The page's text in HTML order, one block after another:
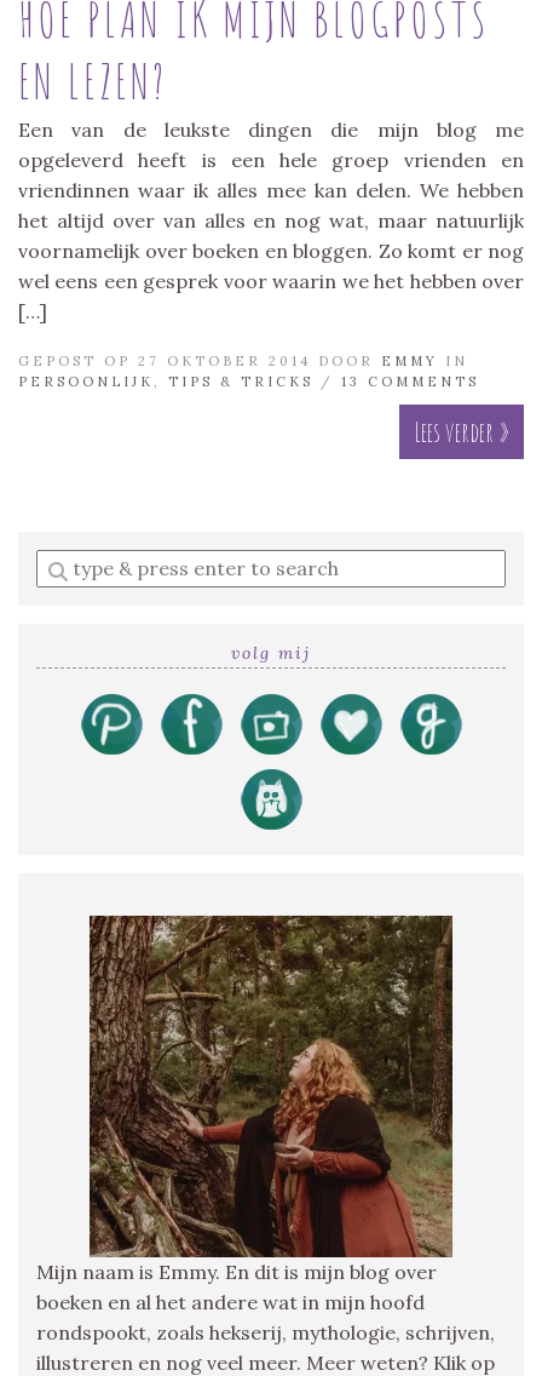
HOE PLAN IK MIJN BLOGPOSTS
EN LEZEN?
Een van de leukste dingen die mijn blog me
opgeleverd heeft is een hele groep vrienden en
vriendinnen waar ik alles mee kan delen. We hebben
het altijd over van alles en nog wat, maar natuurlijk
voornamelijk over boeken en bloggen. Zo komt er nog
wel eens een gesprek voor waarin we het hebben over
[…]
GEPOST OP 27 OKTOBER 2014 DOOR EMMY
IN
PERSOONLIJK
TIPS & TRICKS / 13 COMMENTS
Lees verder »
Enter
a
volg mij
Mijn naam is Emmy. En dit is mijn blog over
boeken en al het andere wat in mijn hoofd
rondspookt, zoals hekserij, mythologie, schrijven,
illustreren en nog veel meer. Meer weten? Klik op